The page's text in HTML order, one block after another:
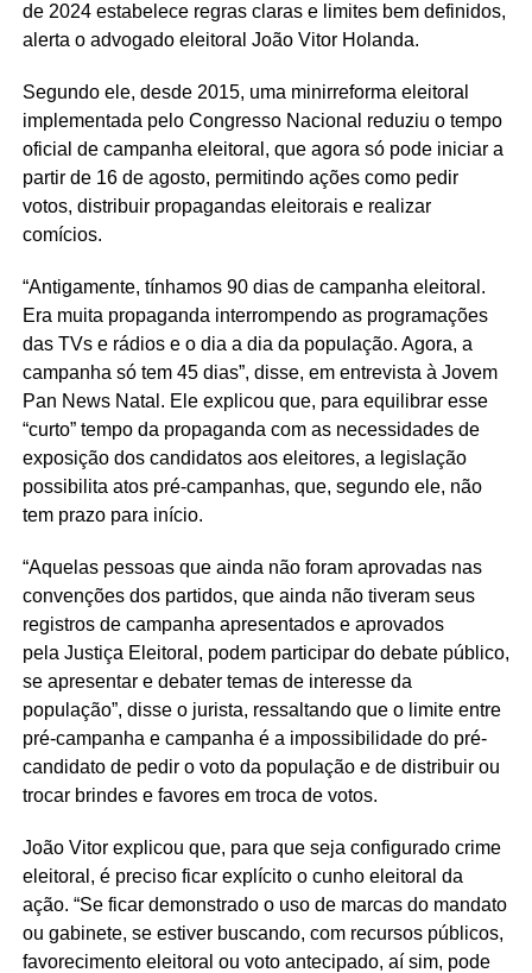
de 2024 estabelece regras claras e limites bem definidos,
alerta o advogado eleitoral João Vitor Holanda.
Segundo ele, desde 2015, uma minirreforma eleitoral
implementada pelo Congresso Nacional reduziu o tempo
oficial de campanha eleitoral, que agora só pode iniciar a
partir de 16 de agosto, permitindo ações como pedir
votos, distribuir propagandas eleitorais e realizar
comícios.
“Antigamente, tínhamos 90 dias de campanha eleitoral.
Era muita propaganda interrompendo as programações
das TVs e rádios e o dia a dia da população. Agora, a
campanha só tem 45 dias”, disse, em entrevista à Jovem
Pan News Natal. Ele explicou que, para equilibrar esse
“curto” tempo da propaganda com as necessidades de
exposição dos candidatos aos eleitores, a legislação
possibilita atos pré-campanhas, que, segundo ele, não
tem prazo para início.
“Aquelas pessoas que ainda não foram aprovadas nas
convenções dos partidos, que ainda não tiveram seus
registros de campanha apresentados e aprovados
pela Justiça Eleitoral, podem participar do debate público,
se apresentar e debater temas de interesse da
população”, disse o jurista, ressaltando que o limite entre
pré-campanha e campanha é a impossibilidade do pré-
candidato de pedir o voto da população e de distribuir ou
trocar brindes e favores em troca de votos.
João Vitor explicou que, para que seja configurado crime
eleitoral, é preciso ficar explícito o cunho eleitoral da
ação. “Se ficar demonstrado o uso de marcas do mandato
ou gabinete, se estiver buscando, com recursos públicos,
favorecimento eleitoral ou voto antecipado, aí sim, pode